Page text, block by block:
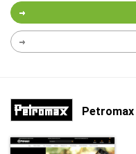
Petromax